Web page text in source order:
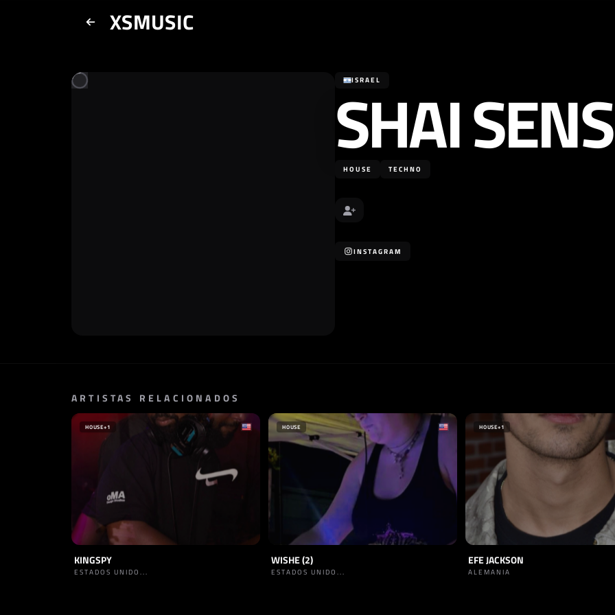
XSMUSIC
ISRAEL
SHAI
HOUSE TECHNO
INSTAGRAM
ARTISTAS RELACIONADOS
HOUSE+1
KINGSPY
ESTADOS UNIDO...
HOUSE
WISHE (2)
ESTADOS UNIDO...
HOUSE+1
EFE JACKSON
ALEMANIA